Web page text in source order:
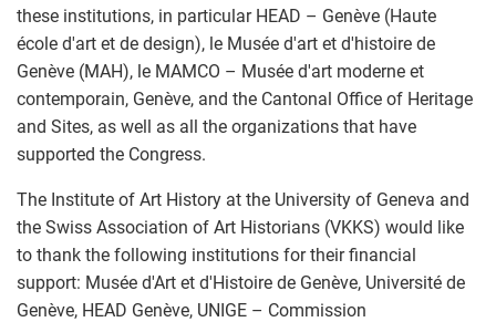
these institutions, in particular HEAD – Genève (Haute
école d'art et de design), le Musée d'art et d'histoire de
Genève (MAH), le MAMCO – Musée d'art moderne et
contemporain, Genève, and the Cantonal Office of Heritage
and Sites, as well as all the organizations that have
supported the Congress.
The Institute of Art History at the University of Geneva and
the Swiss Association of Art Historians (VKKS) would like
to thank the following institutions for their financial
support: Musée d'Art et d'Histoire de Genève, Université de
Genève, HEAD Genève, UNIGE – Commission